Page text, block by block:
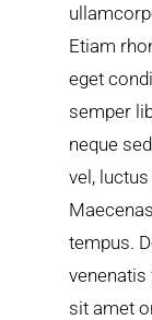
Etiam
eget
semper
neque
vel,
tempus.
venenatis
sit amet